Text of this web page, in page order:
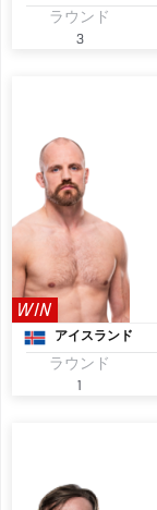
ラウンド
3
WIN
アイスランド
ラウンド
1